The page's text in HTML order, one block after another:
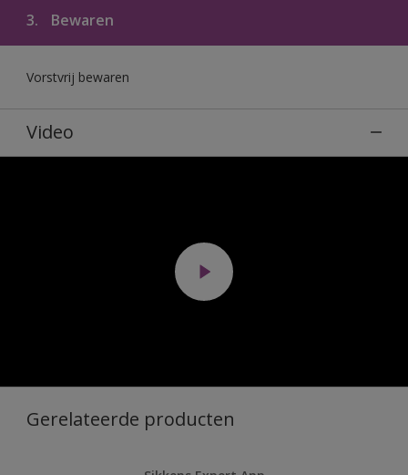
3. Bewaren
Vorstvrij bewaren
Video
Gerelateerde producten